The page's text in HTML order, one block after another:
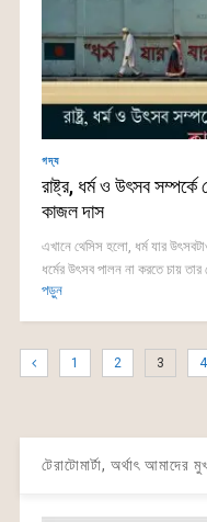
গদ্য
রাষ্ট্র, ধর্ম ও উৎসব
কাজল দাস
এখানে থেসিস হলো, ধর্ম যার
ধর্মের উৎসব পালন না করতে চায়
পড়ুন
1 2 3 4
টেরাটোমার্টা, অর্থাৎ আমাদের